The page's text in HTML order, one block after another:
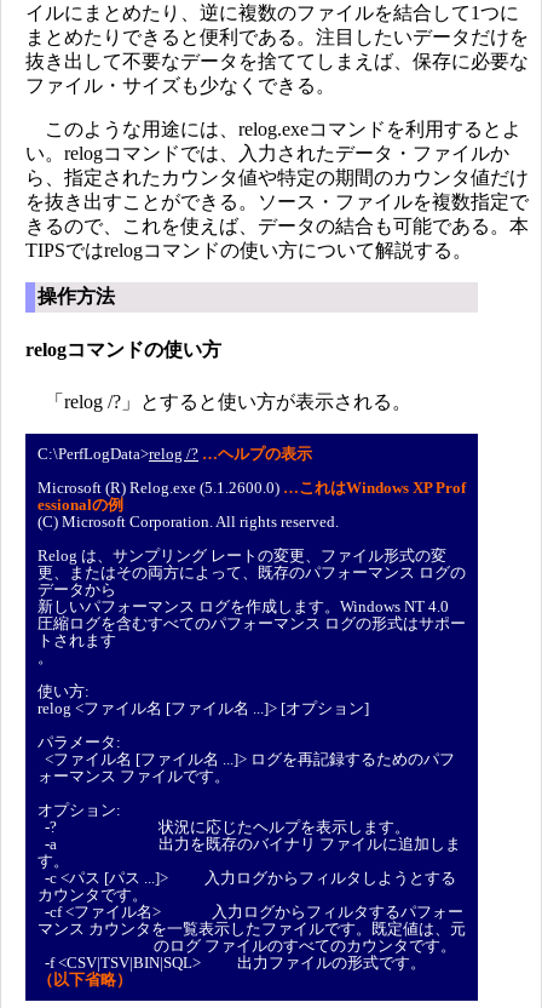
イルにまとめたり、逆に複数のファイルを結合して1つに
まとめたりできると便利である。注目したいデータだけを
抜き出して不要なデータを捨ててしまえば、保存に必要な
ファイル・サイズも少なくできる。
このような用途には、relog.exeコマンドを利用するとよ
い。relogコマンドでは、入力されたデータ・ファイルか
ら、指定されたカウンタ値や特定の期間のカウンタ値だけ
を抜き出すことができる。ソース・ファイルを複数指定で
きるので、これを使えば、データの結合も可能である。本
TIPSではrelogコマンドの使い方について解説する。
操作方法
relogコマンドの使い方
「relog /?」とすると使い方が表示される。
C:\PerfLogData>relog /? …ヘルプの表示
Microsoft (R) Relog.exe (5.1.2600.0) …これはWindows XP Prof
essionalの例
(C) Microsoft Corporation. All rights reserved.
Relog は、サンプリング レートの変更、ファイル形式の変
更、またはその両方によって、既存のパフォーマンス ログの
データから
新しいパフォーマンス ログを作成します。Windows NT 4.0
圧縮ログを含むすべてのパフォーマンス ログの形式はサポー
トされます
。
使い方:
relog <ファイル名 [ファイル名 ...]> [オプション]
パラメータ:
<ファイル名 [ファイル名 ...]> ログを再記録するためのパフ
ォーマンス ファイルです。
オプション:
-? 状況に応じたヘルプを表示します。
-a 出力を既存のバイナリ ファイルに追加しま
す。
-c <パス [パス ...]> 入力ログからフィルタしようとする
カウンタです。
-cf <ファイル名> 入力ログからフィルタするパフォー
マンス カウンタを一覧表示したファイルです。既定値は、元
のログ ファイルのすべてのカウンタです。
-f <CSV|TSV|BIN|SQL> 出力ファイルの形式です。
（以下省略）